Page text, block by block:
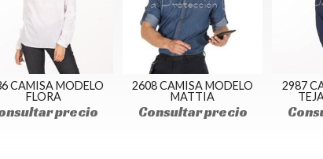
CAMISA MODELO
FLORA
precio
2608 CAMISA MODELO
MATTIA
Consultar precio
2987